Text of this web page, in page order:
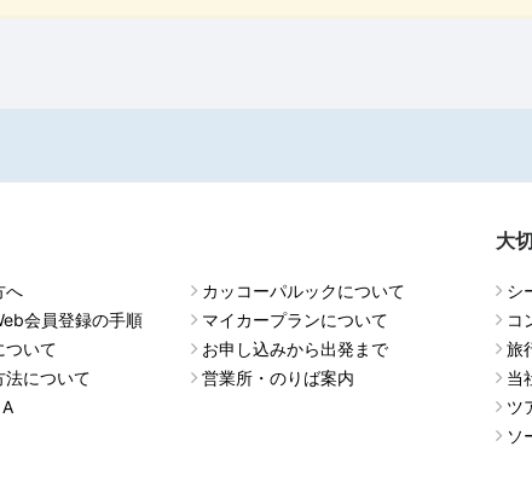
へ
会員登録の手順
ついて
法について
カッコーパルックについて
マイカープランについて
お申し込みから出発まで
営業所・のりば案内
大
シ
コ
旅
当
ツ
ソ